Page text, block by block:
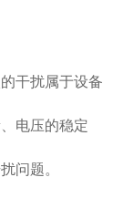
干扰属于设备
电压的稳定
问题。